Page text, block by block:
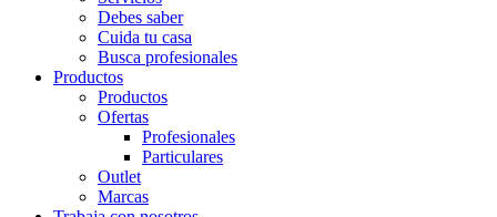
Debes saber
Cuida tu casa
Busca profesionales
Productos
Productos
Ofertas
Profesionales
Particulares
Outlet
Marcas